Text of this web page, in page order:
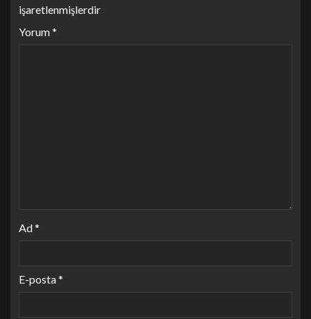
işaretlenmişlerdir
Yorum*
Ad*
E-posta*